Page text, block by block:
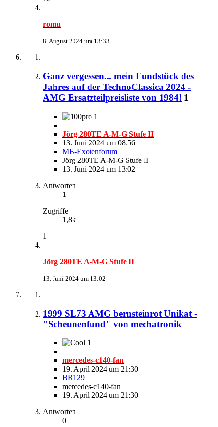
romu
8. August 2024 um 13:33
Ganz vergessen... mein Fundstück des
Jahres auf der TechnoClassica 2024 -
AMG Ersatzteilpreisliste von 1984! 1
1
Jörg 280TE A-M-G Stufe II
13. Juni 2024 um 08:56
MB-Exotenforum
Jörg 280TE A-M-G Stufe II
13. Juni 2024 um 13:02
Antworten
1
Zugriffe
1,8k
1
Jörg 280TE A-M-G Stufe II
13. Juni 2024 um 13:02
1999 SL73 AMG bernsteinrot Unikat -
"Scheunenfund" von mechatronik
1
mercedes-c140-fan
19. April 2024 um 21:30
BR129
mercedes-c140-fan
19. April 2024 um 21:30
Antworten
0